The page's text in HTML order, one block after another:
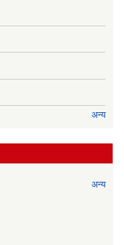
अन्य
अन्य